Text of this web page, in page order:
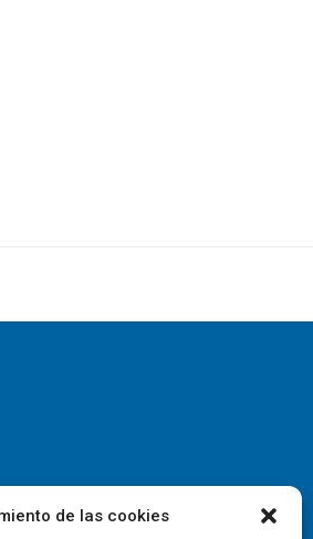
de las cookies